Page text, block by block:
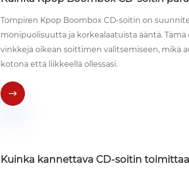
Tompiren Kpop Boombox CD-soitin on
monipuolisuutta ja korkealaatuista ääntä.
vinkkejä oikean soittimen valitsemiseen, mikä
kotona että liikkeellä ollessasi.

Kuinka kannettava CD-soitin